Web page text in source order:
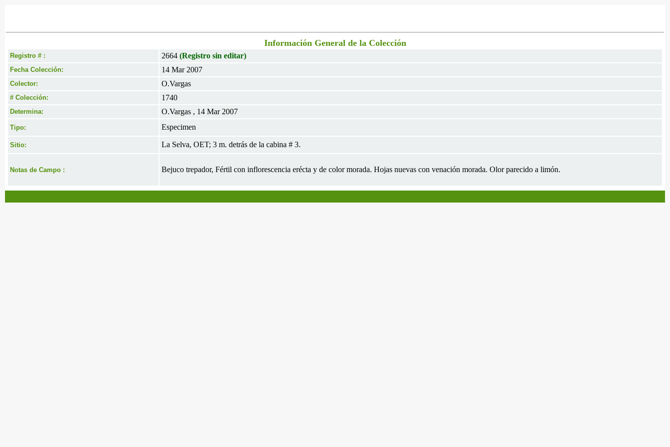
Información General de la Colección
Registro # : 2664 (Registro sin editar)
Fecha Colección: 14 Mar 2007
Colector: O.Vargas
# Colección: 1740
Determina: O.Vargas , 14 Mar 2007
Tipo: Especimen
Sitio: La Selva, OET; 3 m. detrás de la cabina # 3.
Notas de Campo : Bejuco trepador, Fértil con inflorescencia erécta y de color morada. Hojas nuevas con venación morada. Olor parecido a limón.